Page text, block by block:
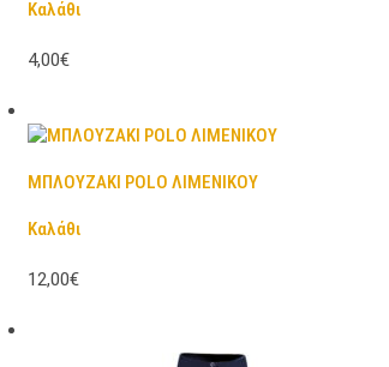
Καλάθι
4,00€
ΜΠΛΟΥΖΑΚΙ POLO ΛΙΜΕΝΙΚΟΥ
Καλάθι
12,00€